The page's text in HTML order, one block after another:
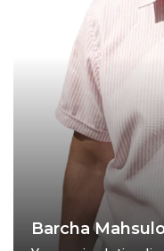
Barcha